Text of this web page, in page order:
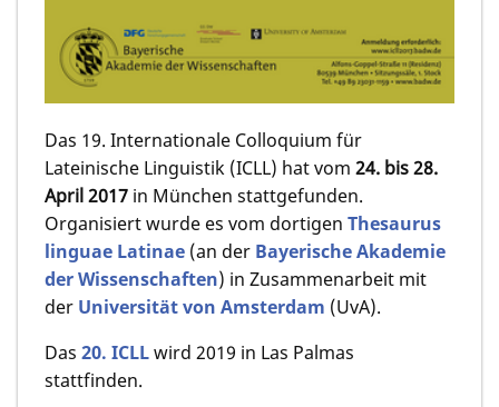
Das 19. Internationale Colloquium für
Lateinische Linguistik (ICLL) hat vom 24. bis 28.
April 2017 in München stattgefunden.
Organisiert wurde es vom dortigen Thesaurus
linguae Latinae (an der Bayerische Akademie
der Wissenschaften) in Zusammenarbeit mit
der Universität von Amsterdam (UvA).
Das 20. ICLLwird 2019 in Las Palmas
stattfinden.